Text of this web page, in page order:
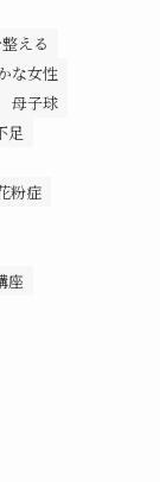
える
な女性
母子球
足
粉症
座